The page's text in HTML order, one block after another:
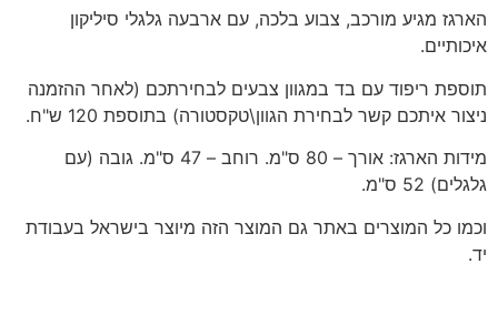
הארגז מגיע מורכב, צבוע בלכה, עם ארבעה גלגלי סיליקון
איכותיים.
תוספת ריפוד עם בד במגוון צבעים לבחירתכם (לאחר ההזמנה
ניצור איתכם קשר לבחירת הגוון\טקסטורה) בתוספת 120 ש"ח.
מידות הארגז: אורך – 80 ס"מ. רוחב – 47 ס"מ. גובה (עם
גלגלים) 52 ס"מ.
וכמו כל המוצרים באתר גם המוצר הזה מיוצר בישראל בעבודת
יד.